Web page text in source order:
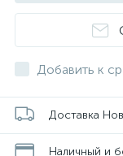
Добавить к
Доставка
Наличный и